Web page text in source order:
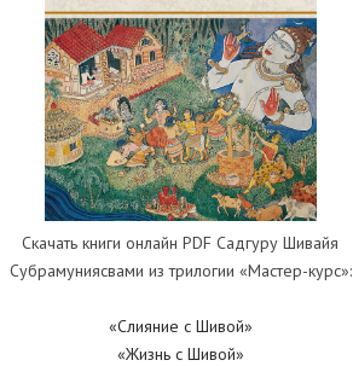
Скачать книги онлайн PDF Садгуру Шивайя
Субрамуниясвами из трилогии «Мастер-курс»:
«Слияние с Шивой»
«Жизнь с Шивой»